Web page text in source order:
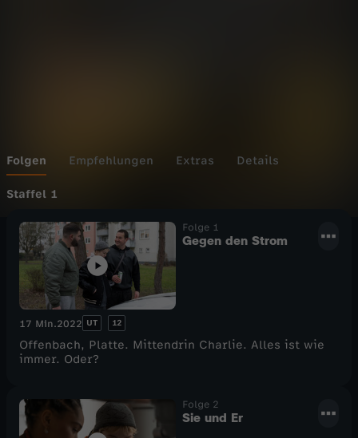
a
l
i
e
Folgen Empfehlungen Extras Details
Staffel 1
Folge 1
Gegen den Strom
17 Min.2022 UT 12
Offenbach, Platte. Mittendrin Charlie. Alles ist wie
immer. Oder?
Folge 2
Sie und Er